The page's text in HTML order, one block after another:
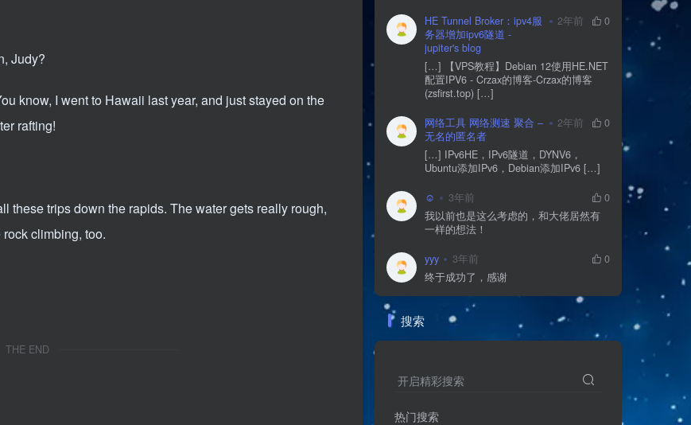
头
高
Judy?
know, I went to Hawaii last year, and just stayed on the
rafting!
these trips down the rapids. The water gets really rough,
climbing, too.
THE END
HE Tunnel Broker：ipv4服
务器增加ipv6隧道 -
jupiter's blog
2年前 0
[…] 【VPS教程】Debian 12使用HE.NET
配置IPV6 - Crzax的博客-Crzax的博客
(zsfirst.top) […]
网络工具 网络测速 聚合 –
无名的匿名者
2年前 0
[…] IPv6HE，IPv6隧道，DYNV6，
Ubuntu添加IPv6，Debian添加IPv6 […]
☺ 3年前
0
我以前也是这么考虑的，和大佬居然有
一样的想法！
yyy 3年前
0
终于成功了，感谢
搜索
开启精彩搜索
热门搜索